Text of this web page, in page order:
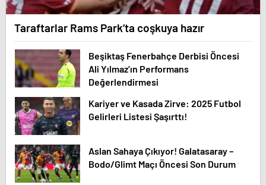
Taraftarlar Rams Park’ta coşkuya hazır
Beşiktaş Fenerbahçe Derbisi Öncesi
Ali Yılmaz’ın Performans
Değerlendirmesi
Kariyer ve Kasada Zirve: 2025 Futbol
Gelirleri Listesi Şaşırttı!
Aslan Sahaya Çıkıyor! Galatasaray –
Bodo/Glimt Maçı Öncesi Son Durum